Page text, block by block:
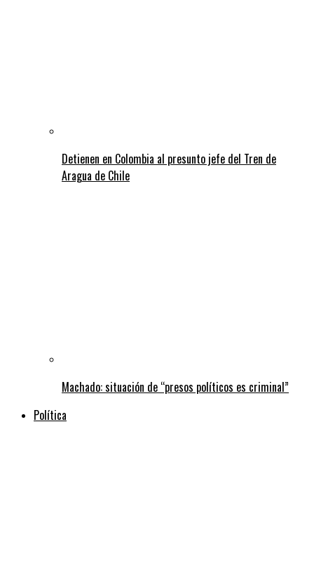
Detienen en Colombia al presunto jefe del Tren de
Aragua de Chile
Machado: situación de “presos políticos es criminal”
Política